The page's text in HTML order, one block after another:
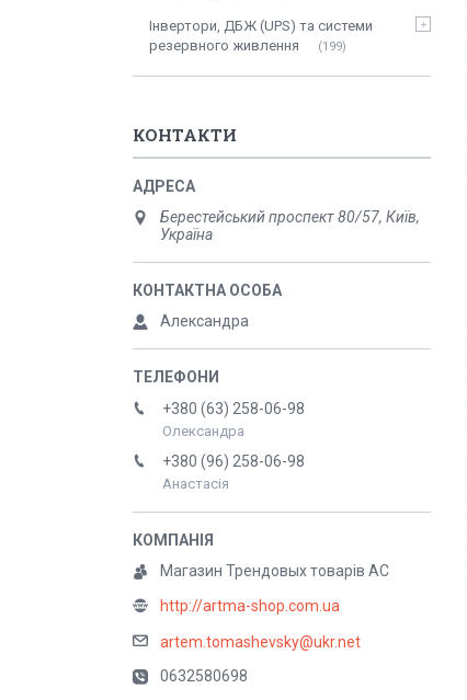
Інвертори, ДБЖ (UPS) та системи
резервного живлення
199
КОНТАКТИ
Берестейський проспект 80/57, Київ,
Україна
Александра
+380 (63) 258-06-98
Олександра
+380 (96) 258-06-98
Анастасія
Магазин Трендовых товарів АС
http://artma-shop.com.ua
artem.tomashevsky@ukr.net
0632580698